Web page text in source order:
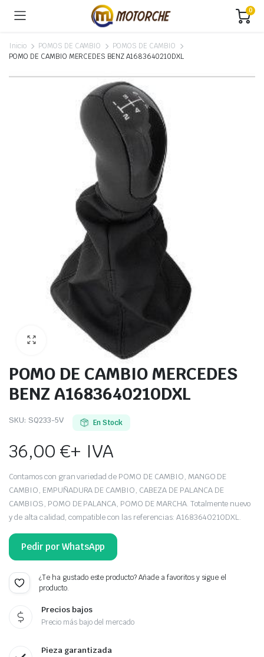
0
Inicio POMOS DE CAMBIO
POMOS DE CAMBIO
POMO DE CAMBIO MERCEDES BENZ A1683640210DXL
POMO DE CAMBIO MERCEDES
BENZ A1683640210DXL
SKU: SQ233-5V En Stock
36,00€+ IVA
Contamos con gran variedad de POMO DE CAMBIO, MANGO DE
CAMBIO, EMPUÑADURA DE CAMBIO, CABEZA DE PALANCA DE
CAMBIOS, POMO DE PALANCA, POMO DE MARCHA. Totalmente nuevo
y de alta calidad, compatible con las referencias: A1683640210DXL.
Pedir por WhatsApp
¿Te ha gustado este producto? Añade a favoritos y sigue el
producto.
Precios bajos
Precio más bajo del mercado
Pieza garantizada